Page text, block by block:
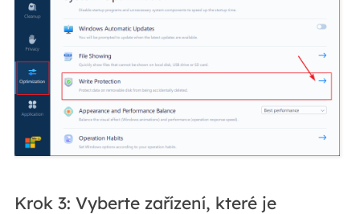
Krok 3: Vyberte zařízení, které je